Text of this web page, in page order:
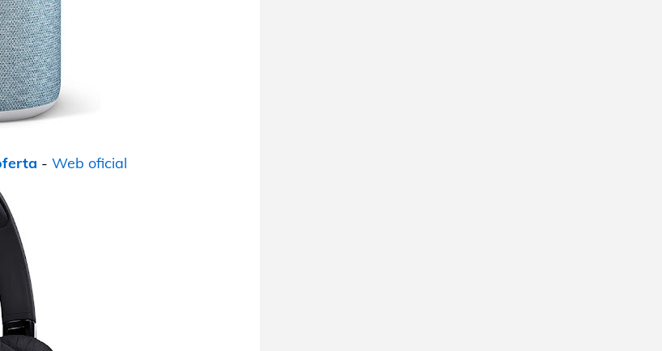
- Web oficial